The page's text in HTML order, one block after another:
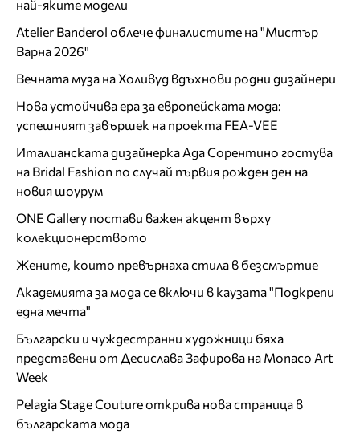
най-яките модели
Atelier Banderol облече финалистите на "Мистър
Варна 2026"
Вечната муза на Холивуд вдъхнови родни дизайнери
Нова устойчива ера за европейската мода:
успешният завършек на проекта FEA-VEE
Италианската дизайнерка Ада Сорентино гостува
на Bridal Fashion по случай първия рожден ден на
новия шоурум
ONE Gallery постави важен акцент върху
колекционерството
Жените, които превърнаха стила в безсмъртие
Академията за мода се включи в каузата "Подкрепи
една мечта"
Български и чуждестранни художници бяха
представени от Десислава Зафирова на Monaco Art
Week
Pelagia Stage Couture открива нова страница в
българската мода